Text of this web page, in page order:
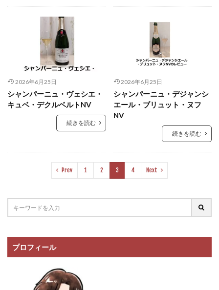
2026年6月25日
シャンパーニュ・ヴェシエ・
キュベ・デクルベルトNV
続きを読む
2026年6月25日
シャンパーニュ・デジャンシ
エール・ブリュット・ヌフ
NV
続きを読む
Prev 1 2 3 4 Next
プロフィール